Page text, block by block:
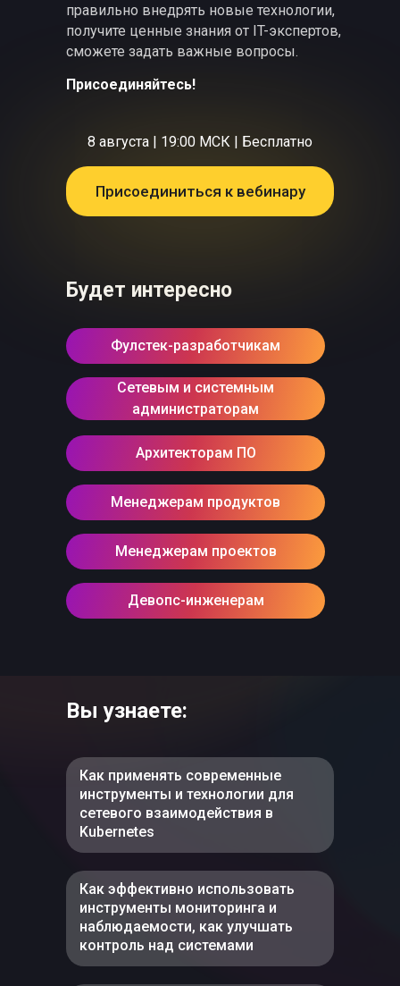
Присоединиться к вебинару
правильно внедрять новые технологии,
получите ценные знания от IT-экспертов,
сможете задать важные вопросы.
Присоединяйтесь!
8 августа | 19:00 МСК | Бесплатно
Будет интересно
Фулстек-разработчикам
Сетевым и системным
администраторам
Архитекторам ПО
Менеджерам продуктов
Менеджерам проектов
Девопс-инженерам
Вы узнаете:
Как применять современные
инструменты и технологии для
сетевого взаимодействия в
Kubernetes
Как эффективно использовать
инструменты мониторинга и
наблюдаемости, как улучшать
контроль над системами